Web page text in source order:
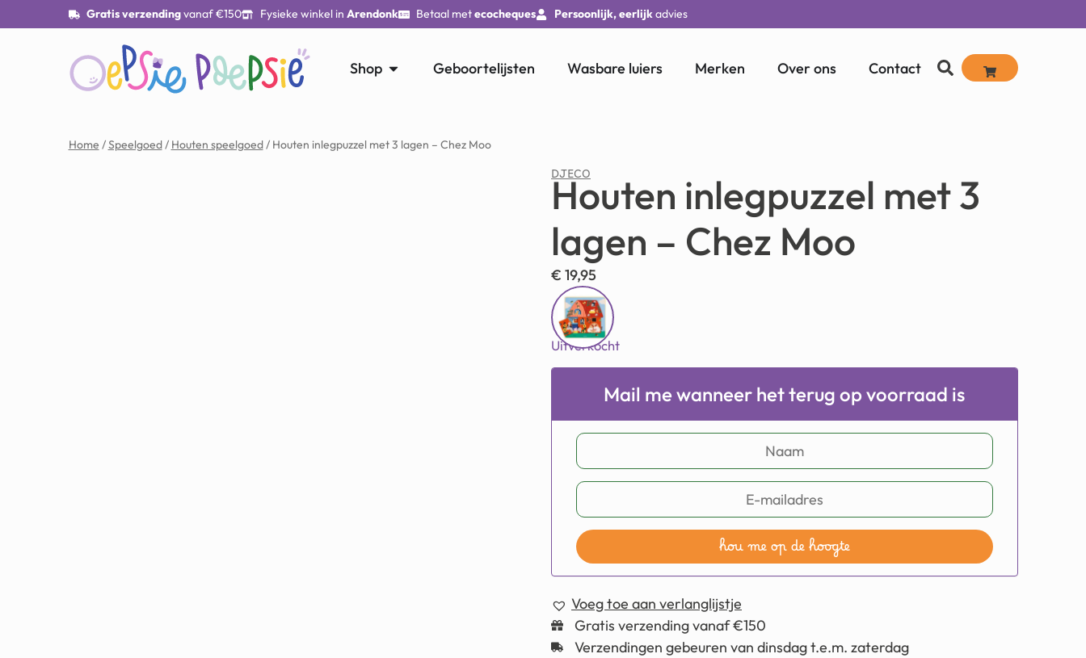
Gratis verzendingvanaf €150 Fysieke winkel in Arendonk Betaal metecocheques Persoonlijk, eerlijkadvies
Shop Geboortelijsten Wasbare luiers Merken Over ons Contact
Home /Speelgoed/ Houten speelgoed/ Houten inlegpuzzel met 3 lagen – Chez Moo
DJECO
Houten inlegpuzzel met 3
lagen – Chez Moo
€ 19,95
Uitverkocht
Mail me wanneer het terug op voorraad is
hou me op de hoogte
Voeg toe aan verlanglijstje
Gratis verzending vanaf €150
Verzendingen gebeuren van dinsdag t.e.m. zaterdag